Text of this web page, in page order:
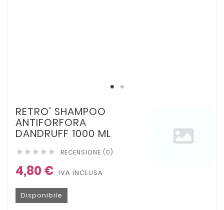
RETRO' SHAMPOO
ANTIFORFORA
DANDRUFF 1000 ML
     RECENSIONE (0)
4,80 € IVA INCLUSA
Disponibile